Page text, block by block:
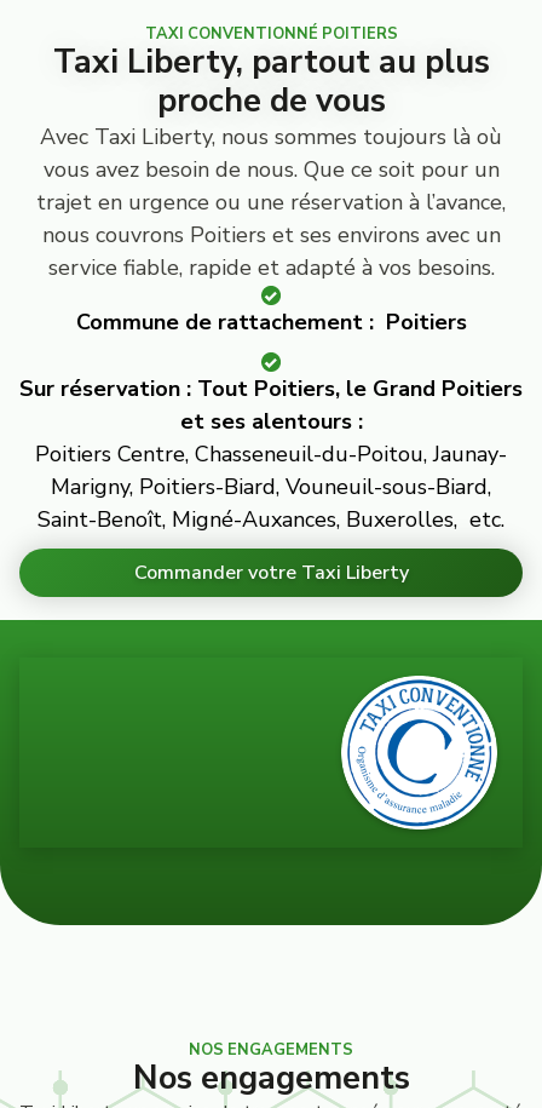
TAXI CONVENTIONNÉ POITIERS
Taxi Liberty, partout au plus
proche de vous
Avec Taxi Liberty, nous sommes toujours là où
vous avez besoin de nous. Que ce soit pour un
trajet en urgence ou une réservation à l’avance,
nous couvrons Poitiers et ses environs avec un
service fiable, rapide et adapté à vos besoins.
Commune de rattachement : Poitiers
Sur réservation : Tout Poitiers, le Grand Poitiers
et ses alentours :
Poitiers Centre, Chasseneuil-du-Poitou, Jaunay-
Marigny, Poitiers-Biard, Vouneuil-sous-Biard,
Saint-Benoît, Migné-Auxances, Buxerolles, etc.
Commander votre Taxi Liberty
NOS ENGAGEMENTS
Nos engagements